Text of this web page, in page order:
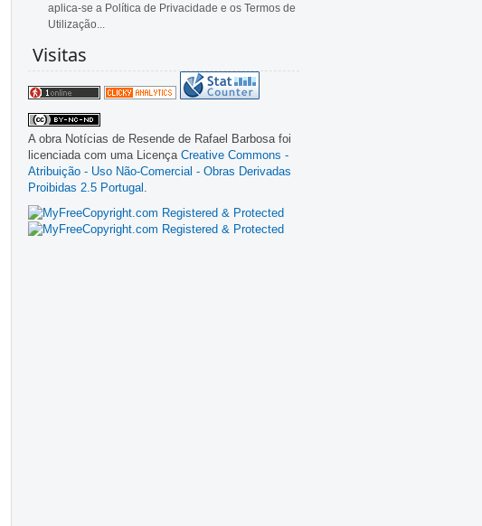
aplica-se a Política de Privacidade e os Termos de
Utilização...
Visitas
A obra Notícias de Resende de Rafael Barbosa foi
licenciada com uma Licença Creative Commons -
Atribuição - Uso Não-Comercial - Obras Derivadas
Proibidas 2.5 Portugal